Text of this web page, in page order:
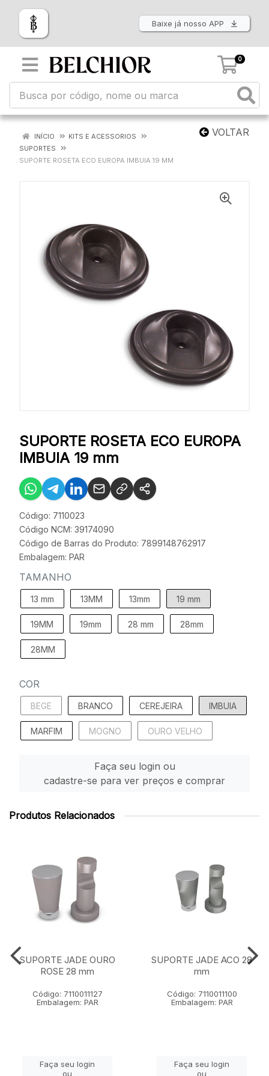
Baixe já nosso APP
0
VOLTAR
INÍCIO
KITS E ACESSORIOS
SUPORTES
SUPORTE ROSETA ECO EUROPA IMBUIA 19 MM
SUPORTE ROSETA ECO EUROPA
IMBUIA 19 mm
Código: 7110023
Código NCM: 39174090
Código de Barras do Produto: 7899148762917
Embalagem: PAR
TAMANHO
13 mm 13MM 13mm 19 mm
19MM 19mm 28 mm 28mm
28MM
COR
BEGE BRANCO CEREJEIRA IMBUIA
MARFIM MOGNO OURO VELHO
Faça seu login ou
cadastre-se para ver preços e comprar
Produtos Relacionados
SUPORTE JADE OURO
ROSE 28 mm
Código: 7110011127
Embalagem: PAR
Faça seu login
ou
SUPORTE JADE ACO 28
mm
Código: 7110011100
Embalagem: PAR
Faça seu login
ou